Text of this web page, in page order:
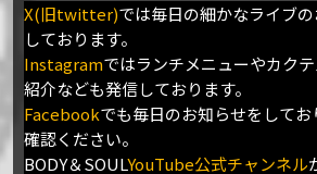
X(旧twitter)では毎日の細かなライブ
しております。
Instagramではランチメニューやカク
紹介なども発信しております。
Facebookでも毎日のお知らせをして
確認ください。
BODY＆SOULYouTube公式チャンネル